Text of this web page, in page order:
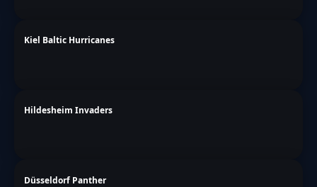
Kiel Baltic Hurricanes
Hildesheim Invaders
Düsseldorf Panther